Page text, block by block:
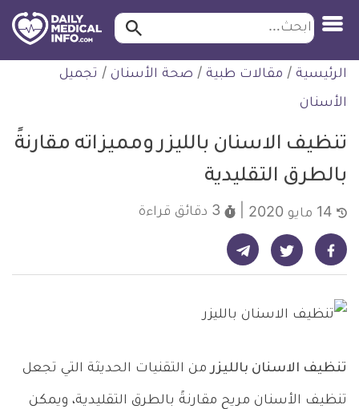
التخطي
للمحتوى
طبية
ابحث ابحث…
الرئيسية / مقالات طبية / صحة الأسنان / تجميل
الأسنان
تنظيف الاسنان بالليزر ومميزاته مقارنةً
بالطرق التقليدية
3 دقائق قراءة
شارك على فيسبوك - ديلي ميديكال انفو شارك على تويتر - ديلي ميديكال انفو شارك على تيليجرام - ديلي ميديكال انفو
تنظيف الاسنان بالليزر من التقنيات الحديثة التي تجعل
تنظيف الأسنان مريح مقارنةً بالطرق التقليدية، ويمكن